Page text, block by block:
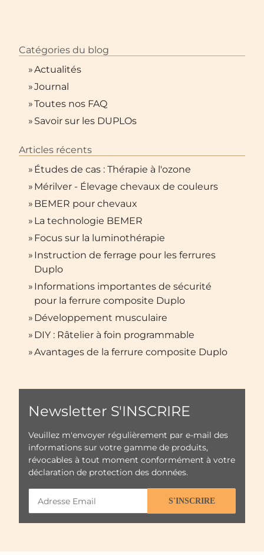
Catégories du blog
»Actualités
»Journal
»Toutes nos FAQ
» Savoir sur les DUPLOs
Articles récents
» Études de cas : Thérapie à l'ozone
» Mérilver - Élevage chevaux de couleurs
» BEMER pour chevaux
» La technologie BEMER
» Focus sur la luminothérapie
» Instruction de ferrage pour les ferrures
Duplo
» Informations importantes de sécurité
pour la ferrure composite Duplo
» Développement musculaire
» DIY : Râtelier à foin programmable
»Avantages de la ferrure composite Duplo
Newsletter S'INSCRIRE
Veuillez m'envoyer régulièrement par e-mail des
informations sur votre gamme de produits,
révocables à tout moment conformément à votre
déclaration de protection des données.
S'INSCRIRE